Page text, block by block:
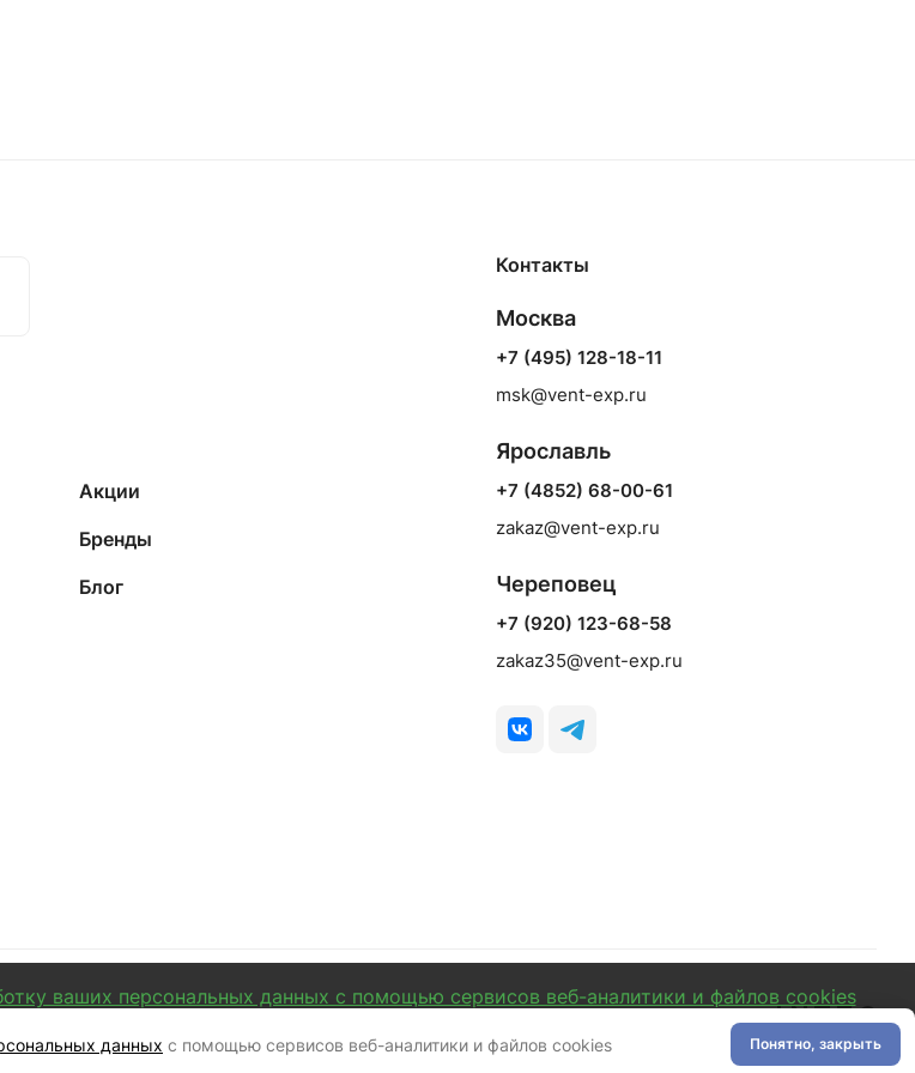
Акции
Бренды
Блог
Контакты
Москва
+7 (495) 128-18-11
msk@vent-exp.ru
Ярославль
+7 (4852) 68-00-61
zakaz@vent-exp.ru
Череповец
+7 (920) 123-68-58
zakaz35@vent-exp.ru
Пользовательское соглашение Разработано в
ваших персональных данных с помощью сервисов веб-аналитики и файлов cookies
Принять
данных с помощью сервисов веб-аналитики и файлов cookies Понятно, закрыть